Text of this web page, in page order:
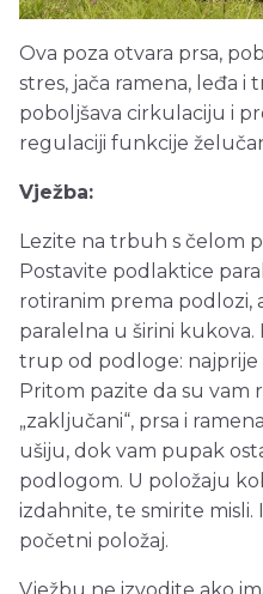
Ova poza otvara prsa,
stres, jača ramena, leđa i
poboljšava cirkulaciju i
regulaciji funkcije
Vježba:
Lezite na trbuh s čelom
Postavite podlaktice
rotiranim prema podlozi,
paralelna u širini
trup od podloge: najprije
Pritom pazite da su vam
„zaključani“, prsa i
ušiju, dok vam pupak
podlogom. U položaju
izdahnite, te smirite
početni položaj.